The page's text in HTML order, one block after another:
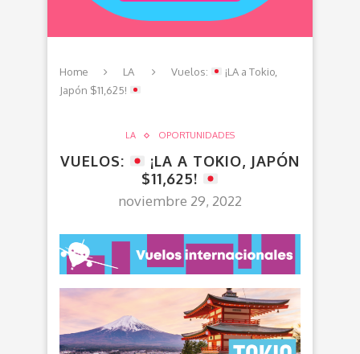
Home LA Vuelos:
¡LA a Tokio,
Japón $11,625!
LA OPORTUNIDADES
VUELOS:
¡LA A TOKIO, JAPÓN
$11,625!
noviembre 29, 2022